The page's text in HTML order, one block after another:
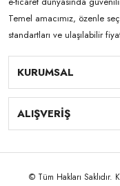
Temel amacımız, özenle
standartları ve ulaşılabilir
KURUMSAL
ALIŞVERİŞ
© Tüm Hakları Saklıdır.